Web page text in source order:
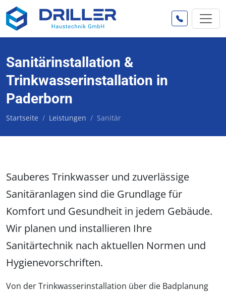
Sanitärinstallation &
Trinkwasserinstallation in
Paderborn
Startseite Leistungen Sanitär
Sauberes Trinkwasser und zuverlässige
Sanitäranlagen sind die Grundlage für
Komfort und Gesundheit in jedem Gebäude.
Wir planen und installieren Ihre
Sanitärtechnik nach aktuellen Normen und
Hygienevorschriften.
Von der Trinkwasserinstallation über die Badplanung